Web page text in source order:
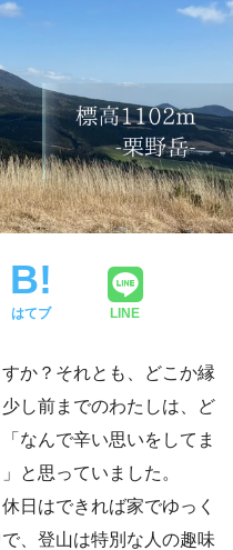
はてブ LINE
か？それとも、どこか縁
し前までのわたしは、ど
なんで辛い思いをしてま
と思っていました。
日はできれば家でゆっく
、登山は特別な人の趣味